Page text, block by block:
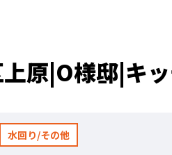
原|O様邸|キ
水回り/その他